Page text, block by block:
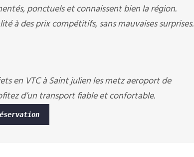
ponctuels et connaissent bien la région.
à des prix compétitifs, sans mauvaises surprises.
en VTC à Saint julien les metz aeroport de
d’un transport fiable et confortable.